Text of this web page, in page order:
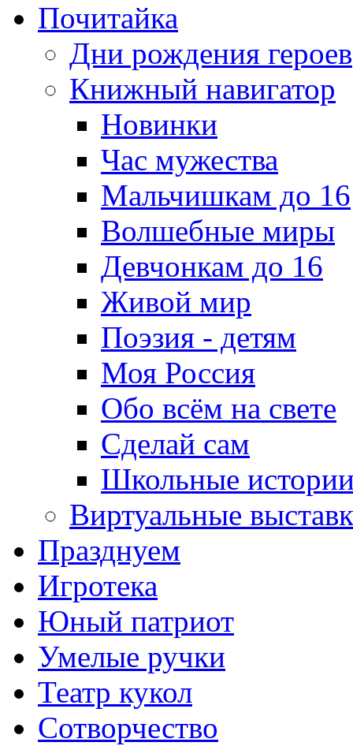
Почитайка
Дни рождения героев
Книжный навигатор
Новинки
Час мужества
Мальчишкам до 16
Волшебные миры
Девчонкам до 16
Живой мир
Поэзия - детям
Моя Россия
Обо всём на свете
Сделай сам
Школьные
Виртуальные
Празднуем
Игротека
Юный патриот
Умелые ручки
Театр кукол
Сотворчество